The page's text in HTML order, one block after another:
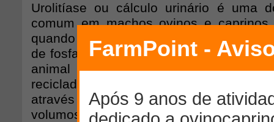
Urolitíase ou cálculo urinário é uma
comum em machos ovinos e
quando o cálculo (pedra), geralmente
de fosfato, localiza-se no aparelho
animal urine. Normalmente, nos
reciclado através da saliva e seu
através das fezes. Dietas ricas em
volumoso diminuem a formação de